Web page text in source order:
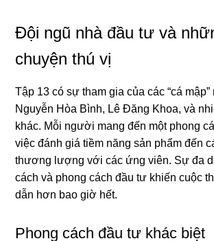
Đội ngũ nhà đầu tư và
chuyện thú vị
Tập 13 có sự tham gia của các “cá
Nguyễn Hòa Bình, Lê Đăng Khoa, và
khác. Mỗi người mang đến một phong
việc đánh giá tiềm năng sản phẩm đến
thương lượng với các ứng viên. Sự đa
cách và phong cách đầu tư khiến cuộc
dẫn hơn bao giờ hết.
Phong cách đầu tư khác biệt